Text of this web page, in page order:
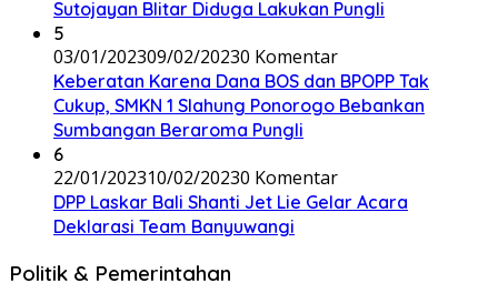
Sutojayan Blitar Diduga Lakukan Pungli
5
03/01/202309/02/20230 Komentar
Keberatan Karena Dana BOS dan BPOPP Tak
Cukup, SMKN 1 Slahung Ponorogo Bebankan
Sumbangan Beraroma Pungli
6
22/01/202310/02/20230 Komentar
DPP Laskar Bali Shanti Jet Lie Gelar Acara
Deklarasi Team Banyuwangi
Politik & Pemerintahan